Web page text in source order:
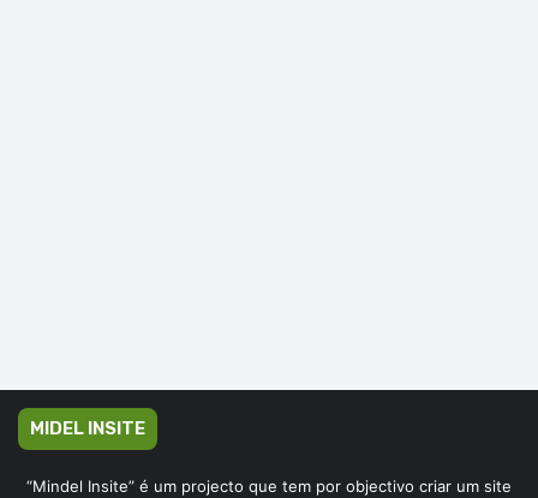
MIDEL INSITE
“Mindel Insite” é um projecto que tem por objectivo criar um site